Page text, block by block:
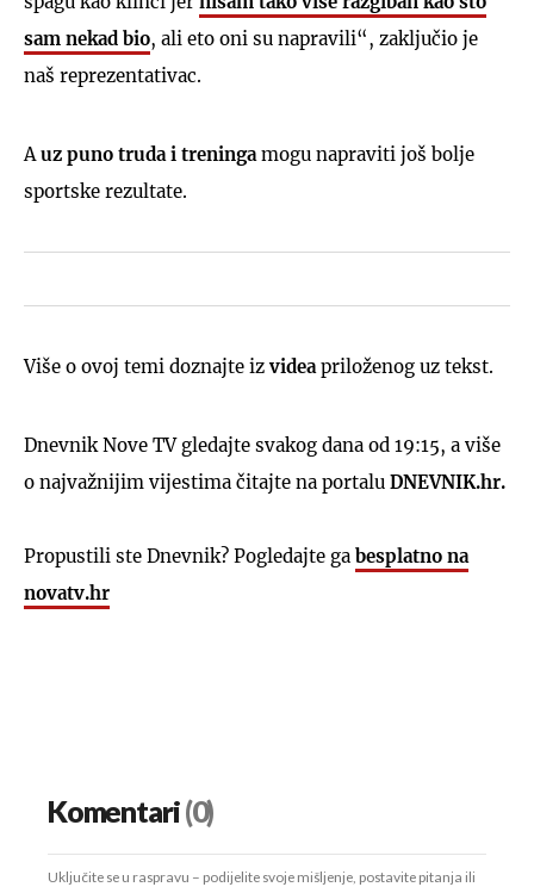
sam nekad bio, ali eto oni su napravili“, zaključio je
naš reprezentativac.
A uz puno truda i treninga mogu napraviti još bolje
sportske rezultate.
Više o ovoj temi doznajte izvidea priloženog uz tekst.
Dnevnik Nove TV gledajte svakog dana od 19:15, a više
o najvažnijim vijestima čitajte na portalu DNEVNIK.hr.
Propustili ste Dnevnik? Pogledajte ga besplatno na
novatv.hr
Komentari(0)
Uključite se u raspravu – podijelite svoje mišljenje, postavite pitanja ili